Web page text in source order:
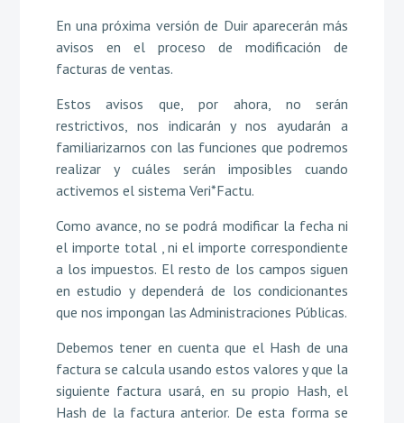
En una próxima versión de Duir aparecerán más
avisos en el proceso de modificación de
facturas de ventas.
Estos avisos que, por ahora, no serán
restrictivos, nos indicarán y nos ayudarán a
familiarizarnos con las funciones que podremos
realizar y cuáles serán imposibles cuando
activemos el sistema Veri*Factu.
Como avance, no se podrá modificar la fecha ni
el importe total , ni el importe correspondiente
a los impuestos. El resto de los campos siguen
en estudio y dependerá de los condicionantes
que nos impongan las Administraciones Públicas.
Debemos tener en cuenta que el Hash de una
factura se calcula usando estos valores y que la
siguiente factura usará, en su propio Hash, el
Hash de la factura anterior. De esta forma se